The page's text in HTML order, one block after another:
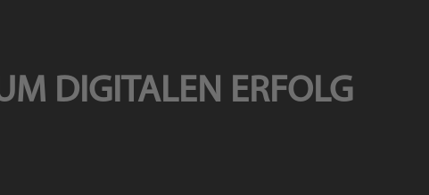
DIGITALEN ERFOLG